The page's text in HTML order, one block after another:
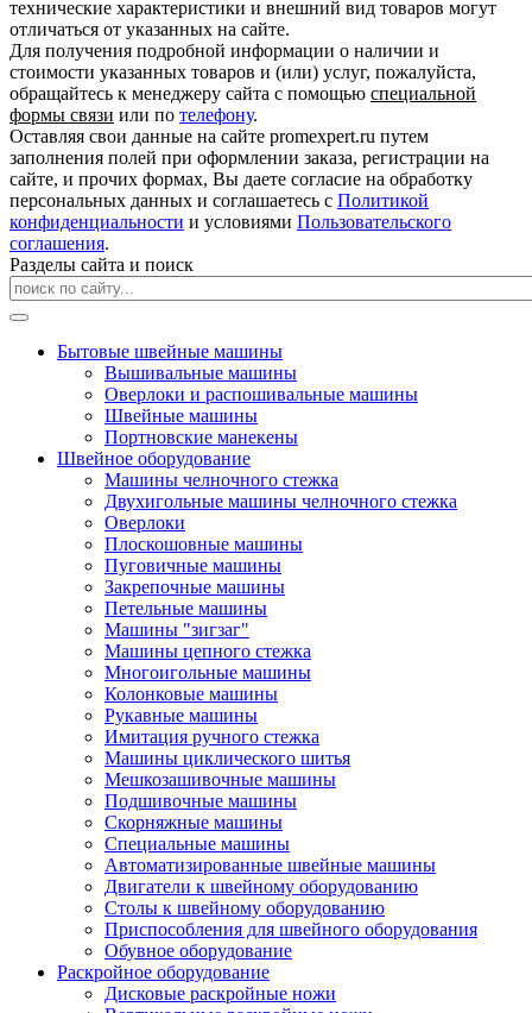
технические характеристики и внешний вид товаров могут
отличаться от указанных на сайте.
Для получения подробной информации о наличии и
стоимости указанных товаров и (или) услуг, пожалуйста,
обращайтесь к менеджеру сайта с помощью специальной
формы связи или по телефону.
Оставляя свои данные на сайте promexpert.ru путем
заполнения полей при оформлении заказа, регистрации на
сайте, и прочих формах, Вы даете согласие на обработку
персональных данных и соглашаетесь с Политикой
конфиденциальности и условиями Пользовательского
соглашения.
Разделы сайта и поиск
Бытовые швейные машины
Вышивальные машины
Оверлоки и распошивальные машины
Швейные машины
Портновские манекены
Швейное оборудование
Машины челночного стежка
Двухигольные машины челночного стежка
Оверлоки
Плоскошовные машины
Пуговичные машины
Закрепочные машины
Петельные машины
Машины "зигзаг"
Машины цепного стежка
Многоигольные машины
Колонковые машины
Рукавные машины
Имитация ручного стежка
Машины циклического шитья
Мешкозашивочные машины
Подшивочные машины
Скорняжные машины
Специальные машины
Автоматизированные швейные машины
Двигатели к швейному оборудованию
Столы к швейному оборудованию
Приспособления для швейного оборудования
Обувное оборудование
Раскройное оборудование
Дисковые раскройные ножи